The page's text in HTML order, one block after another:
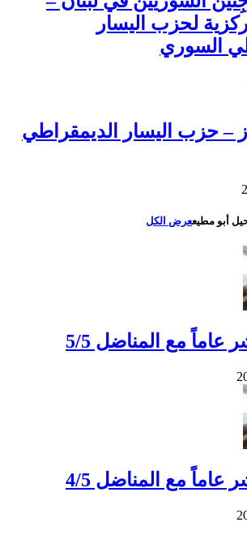
لحزب اليسار
السوري
– حزب اليسار الديمقراطي
أبو مطيععرض الكل
مع المناضل 5/5
مع المناضل 4/5